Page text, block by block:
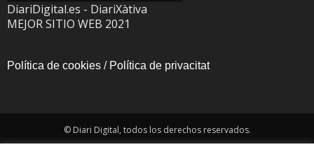
DiariDigital.es - DiariXàtiva
MEJOR SITIO WEB 2021
Política de cookies / Política de privacitat
© Diari Digital, todos los derechos reservados.